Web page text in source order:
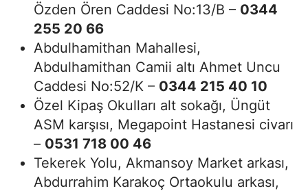
Özden Ören Caddesi No:13/B – 0344
255 20 66
Abdulhamithan Mahallesi,
Abdulhamithan Camii altı Ahmet Uncu
Caddesi No:52/K – 0344 215 40 10
Özel Kipaş Okulları alt sokağı, Üngüt
ASM karşısı, Megapoint Hastanesi civarı
– 0531 718 00 46
Tekerek Yolu, Akmansoy Market arkası,
Abdurrahim Karakoç Ortaokulu arkası,